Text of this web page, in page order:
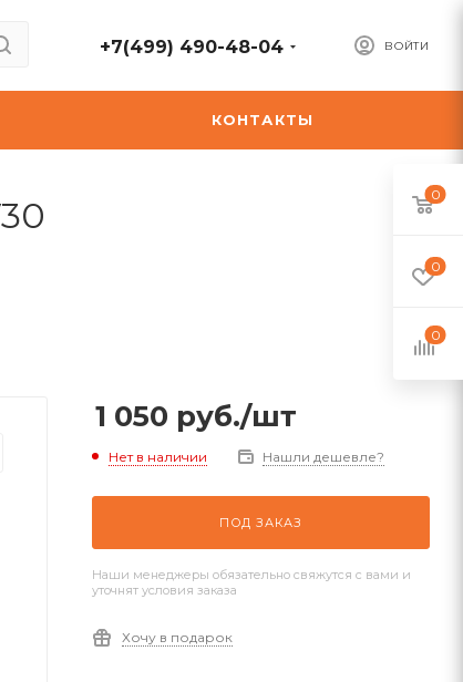
ВОЙТИ
+7(499) 490-48-04
КОНТАКТЫ
1 050 руб./шт
Нет в наличии Нашли дешевле?
ПОД ЗАКАЗ
Наши менеджеры обязательно свяжутся с вами и
уточнят условия заказа
Хочу в подарок
0
0
0